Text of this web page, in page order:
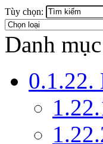
Tùy chọn:
Danh
0.1.22.